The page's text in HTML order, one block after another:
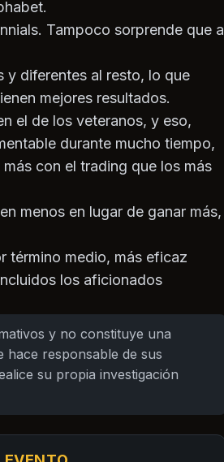
Tampoco sorprende que a
y diferentes al resto, lo que
mejores resultados.
el de los veteranos, y eso,
durante mucho tiempo,
con el trading que los más
menos en lugar de ganar más,
término medio, más eficaz
los aficionados
y no constituye una
hace responsable de sus
su propia investigación